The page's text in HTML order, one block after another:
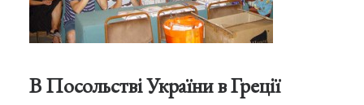
В Посольстві України в Греції